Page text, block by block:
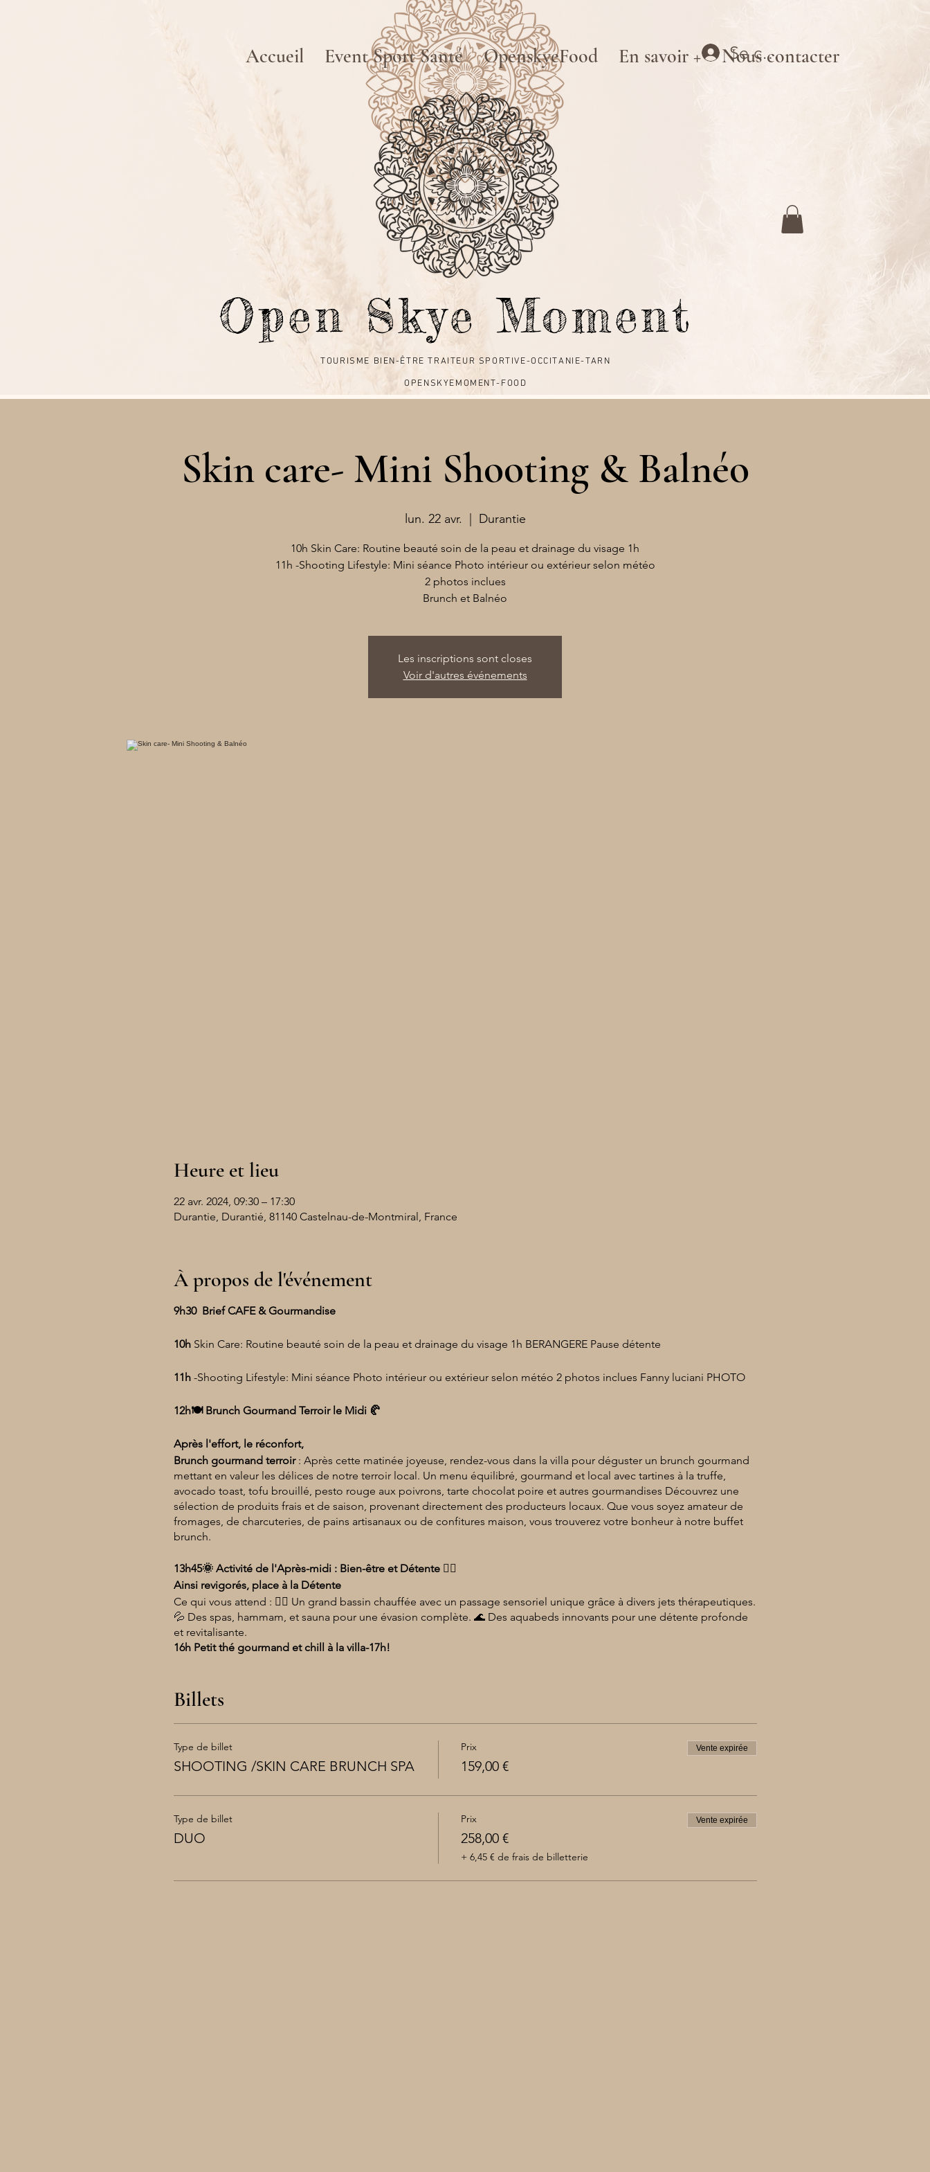
Accueil Event Sport Santé OpenskyeFood En savoir + Nous contacter
Open Skye Moment
TOURISME BIEN-ÊTRE TRAITEUR SPORTIVE-OCCITANIE-TARN
OPENSKYEMOMENT-FOOD
TOURISME BIEN-ÊTRE TRAITEUR SPORTIVE-OCCITANIE-TARN
OPENSKYEMOMENT-FOOD
Se connecter
Skin care- Mini Shooting & Balnéo
lun. 22 avr. Durantie
10h Skin Care: Routine beauté soin de la peau et drainage du visage 1h
11h -Shooting Lifestyle: Mini séance Photo intérieur ou extérieur selon météo
2 photos inclues
Brunch et Balnéo
Les inscriptions sont closes
Voir d'autres événements
Heure et lieu
22 avr. 2024, 09:30 – 17:30
Durantie, Durantié, 81140 Castelnau-de-Montmiral, France
À propos de l'événement
9h30 Brief CAFE & Gourmandise
10h Skin Care: Routine beauté soin de la peau et drainage du visage 1h BERANGERE Pause détente
11h -Shooting Lifestyle: Mini séance Photo intérieur ou extérieur selon météo 2 photos inclues Fanny luciani PHOTO
12h🍽️ Brunch Gourmand Terroir le Midi 🥐
Après l'effort, le réconfort,
Brunch gourmand terroir : Après cette matinée joyeuse, rendez-vous dans la villa pour déguster un brunch gourmand
mettant en valeur les délices de notre terroir local. Un menu équilibré, gourmand et local avec tartines à la truffe,
avocado toast, tofu brouillé, pesto rouge aux poivrons, tarte chocolat poire et autres gourmandises Découvrez une
sélection de produits frais et de saison, provenant directement des producteurs locaux. Que vous soyez amateur de
fromages, de charcuteries, de pains artisanaux ou de confitures maison, vous trouverez votre bonheur à notre buffet
brunch.
13h45🌞 Activité de l'Après-midi : Bien-être et Détente 🧘‍♀️
Ainsi revigorés, place à la Détente
Ce qui vous attend : 🏊‍♂️ Un grand bassin chauffée avec un passage sensoriel unique grâce à divers jets thérapeutiques.
💦 Des spas, hammam, et sauna pour une évasion complète. 🌊 Des aquabeds innovants pour une détente profonde
et revitalisante.
16h Petit thé gourmand et chill à la villa-17h!
Billets
Type de billet
SHOOTING /SKIN CARE BRUNCH SPA
Prix
159,00 €
Vente expirée
Type de billet
DUO
Prix
258,00 €
+ 6,45 € de frais de billetterie
Vente expirée